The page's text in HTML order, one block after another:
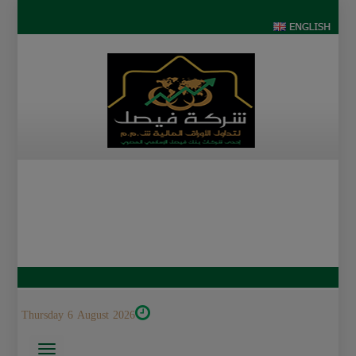
Thursday 6 August 2026
Toggle